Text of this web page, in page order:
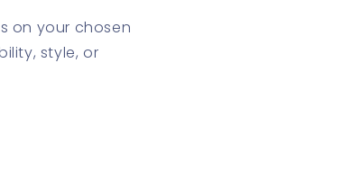
on your chosen
style, or